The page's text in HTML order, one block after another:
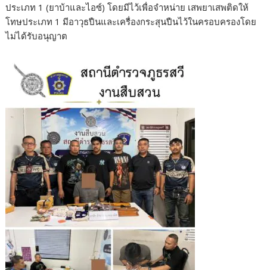
ประเภท 1 (ยาบ้าและไอซ์) โดยมีไว้เพื่อจำหน่าย เสพยาเสพติดให้
โทษประเภท 1 มีอาวุธปืนและเครื่องกระสุนปืนไว้ในครอบครองโดย
ไม่ได้รับอนุญาต